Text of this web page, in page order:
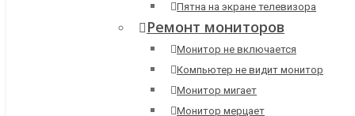
Пятна на экране телевизора
Ремонт мониторов
Монитор не включается
Компьютер не видит монитор
Монитор мигает
Монитор мерцает